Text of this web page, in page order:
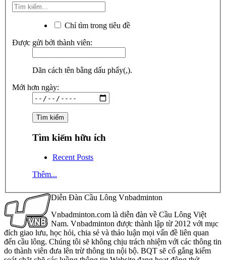
Chỉ tìm trong tiêu đề
Được gửi bởi thành viên:
Dãn cách tên bằng dấu phẩy(,).
Mới hơn ngày:
Tìm kiếm hữu ích
Recent Posts
Thêm...
Diễn Đàn Cầu Lông Vnbadminton
Vnbadminton.com là diễn đàn về Cầu Lông Việt
Nam. Vnbadminton được thành lập từ 2012 với mục
đích giao lưu, học hỏi, chia sẻ và thảo luận mọi vấn đề liên quan
đến cầu lông. Chúng tôi sẽ không chịu trách nhiệm với các thông tin
do thành viên đưa lên trừ thông tin nội bộ. BQT sẽ cố gắng kiểm